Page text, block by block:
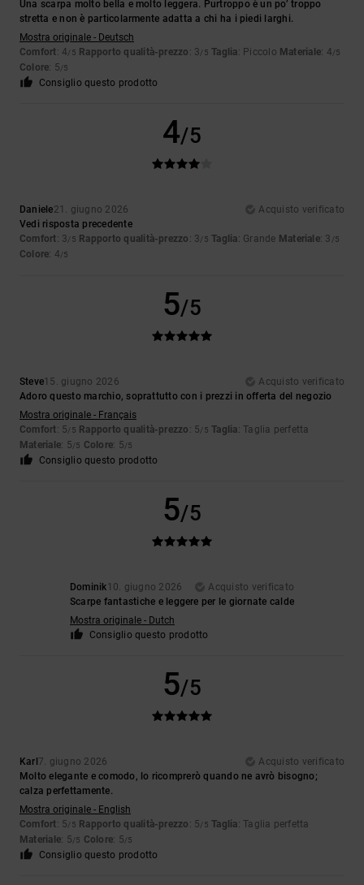
Una scarpa molto bella e molto leggera. Purtroppo è un po’ troppo
stretta e non è particolarmente adatta a chi ha i piedi larghi.
Mostra originale - Deutsch
Comfort: 4/5 Rapporto qualità-prezzo : 3/5 Taglia: Piccolo Materiale: 4/5
Colore: 5/5
Consiglio questo prodotto
4/5
Daniele21. giugno 2026
Acquisto verificato
Vedi risposta precedente
Comfort: 3/5 Rapporto qualità-prezzo : 3/5 Taglia: Grande Materiale: 3 /5
Colore: 4/5
5/5
Steve15. giugno 2026
Acquisto verificato
Adoro questo marchio, soprattutto con i prezzi in offerta del negozio
Mostra originale - Français
Comfort: 5/5 Rapporto qualità-prezzo : 5/5 Taglia: Taglia perfetta
Materiale: 5/5 Colore: 5/5
Consiglio questo prodotto
5/5
Dominik10. giugno 2026
Acquisto verificato
Scarpe fantastiche e leggere per le giornate calde
Mostra originale - Dutch
Consiglio questo prodotto
5/5
Karl 7. giugno 2026
Acquisto verificato
Molto elegante e comodo, lo ricomprerò quando ne avrò bisogno;
calza perfettamente.
Mostra originale - English
Comfort: 5/5 Rapporto qualità-prezzo : 5/5 Taglia: Taglia perfetta
Materiale: 5/5 Colore: 5/5
Consiglio questo prodotto